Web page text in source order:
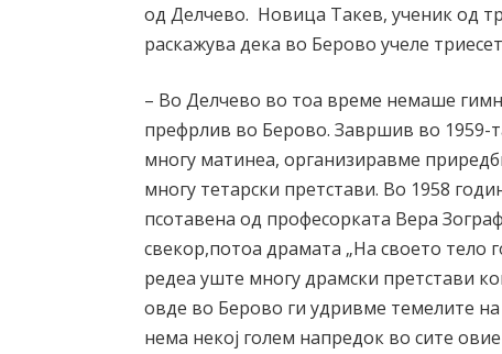
од Делчево. Новица Такев, ученик од
раскажува дека во Берово учеле
– Во Делчево во тоа време немаше
префрлив во Берово. Завршив во 1959-
многу матинеа, организиравме
многу тетарски претстави. Во 1958
псотавена од професорката Вера
свекор,потоа драмата „На своето тело
редеа уште многу драмски претстави
овде во Берово ги удривме темелите
нема некој голем напредок во сите